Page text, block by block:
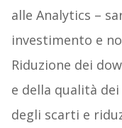
alle Analytics –
investimento e
Riduzione dei
e della qualità
degli scarti e